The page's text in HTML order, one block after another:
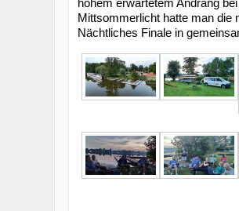
hohem erwartetem Andrang
Mittsommerlicht hatte man die
Nächtliches Finale in